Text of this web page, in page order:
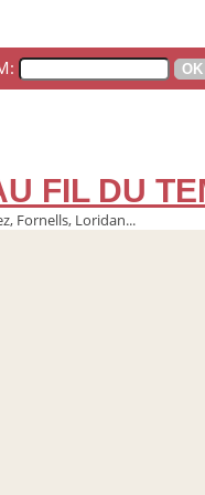
FIL DU
Fornells, Loridan...